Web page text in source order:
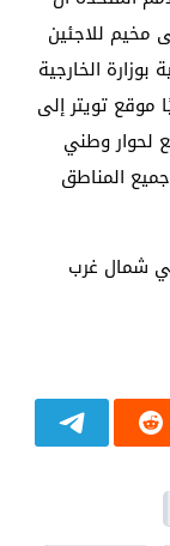
مخيم للاجئين
الخارجية
موقع تويتر إلى
لحوار وطني
المناطق
شمال غرب